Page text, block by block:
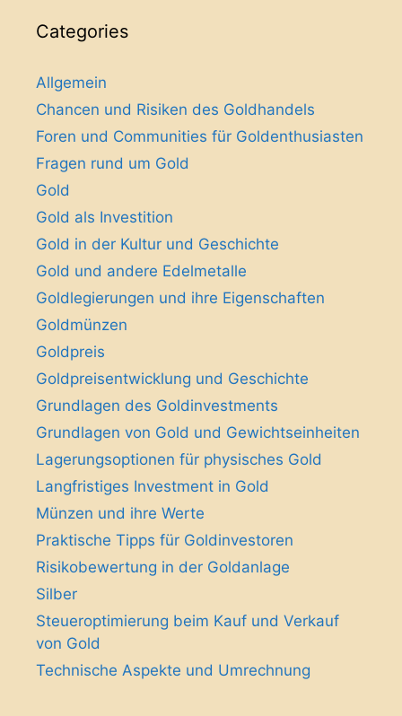
Categories
Allgemein
Chancen und Risiken des Goldhandels
Foren und Communities für Goldenthusiasten
Fragen rund um Gold
Gold
Gold als Investition
Gold in der Kultur und Geschichte
Gold und andere Edelmetalle
Goldlegierungen und ihre Eigenschaften
Goldmünzen
Goldpreis
Goldpreisentwicklung und Geschichte
Grundlagen des Goldinvestments
Grundlagen von Gold und Gewichtseinheiten
Lagerungsoptionen für physisches Gold
Langfristiges Investment in Gold
Münzen und ihre Werte
Praktische Tipps für Goldinvestoren
Risikobewertung in der Goldanlage
Silber
Steueroptimierung beim Kauf und Verkauf
von Gold
Technische Aspekte und Umrechnung